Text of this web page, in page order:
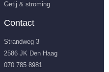
Getij & stroming
Contact
Strandweg 3
2586 JK Den Haag
070 785 8981